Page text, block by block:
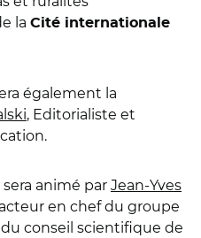
la Cité internationale
également la
, Editorialiste et
animé par Jean-Yves
en chef du groupe
conseil scientifique de